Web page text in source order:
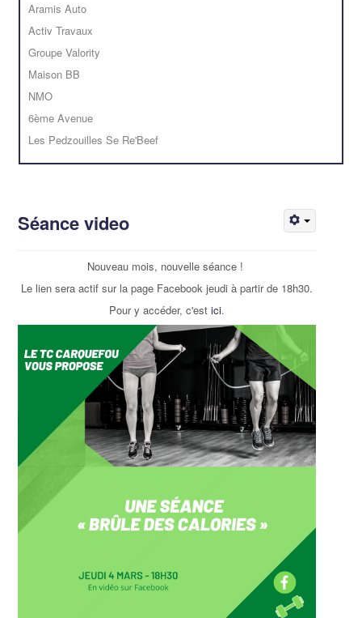
Aramis Auto
Activ Travaux
Groupe Valority
Maison BB
NMO
6ème Avenue
Les Pedzouilles Se Re'Beef
Séance video
Nouveau mois, nouvelle séance !
Le lien sera actif sur la page Facebook jeudi à partir de 18h30.
Pour y accéder, c'est ici.